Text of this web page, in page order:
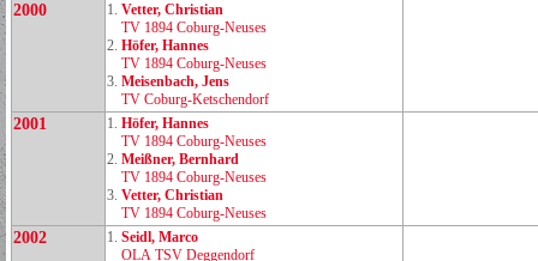
2000 1. Vetter, Christian
TV 1894 Coburg‑Neuses
2. Höfer, Hannes
TV 1894 Coburg‑Neuses
3. Meisenbach, Jens
TV Coburg‑Ketschendorf
2001 1. Höfer, Hannes
TV 1894 Coburg‑Neuses
2. Meißner, Bernhard
TV 1894 Coburg‑Neuses
3. Vetter, Christian
TV 1894 Coburg‑Neuses
2002 1. Seidl, Marco
OLA TSV Deggendorf